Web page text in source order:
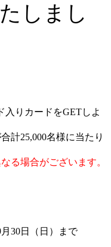
しまし
入りカードをGETしよ
計25,000名様に当たり
る場合がございます。
30日（日）まで